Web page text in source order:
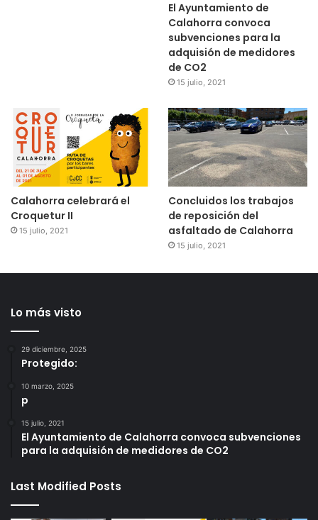
El Ayuntamiento de
Calahorra convoca
subvenciones para la
adquisión de medidores
de CO2
15 julio, 2021
Calahorra celebrará el
Croquetur II
15 julio, 2021
Concluidos los trabajos
de reposición del
asfaltado de Calahorra
15 julio, 2021
Lo más visto
29 diciembre, 2025
Protegido:
10 marzo, 2025
p
15 julio, 2021
El Ayuntamiento de Calahorra convoca subvenciones
para la adquisión de medidores de CO2
Last Modified Posts